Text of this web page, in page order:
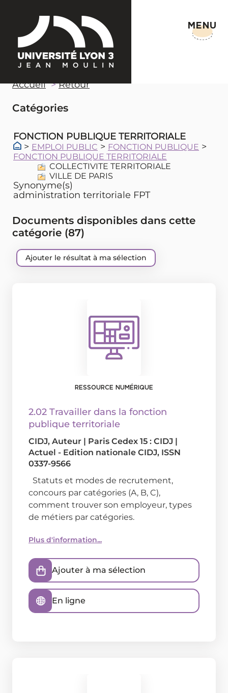
MENU
Accueil Retour
Catégories
> EMPLOI PUBLIC > FONCTION PUBLIQUE >
FONCTION PUBLIQUE TERRITORIALE
COLLECTIVITE TERRITORIALE
VILLE DE PARIS
FONCTION PUBLIQUE TERRITORIALE
Synonyme(s)
administration territoriale FPT
Documents disponibles dans cette
catégorie (87)
Ajouter le résultat à ma sélection
RESSOURCE NUMÉRIQUE
2.02 Travailler dans la fonction
publique territoriale
CIDJ, Auteur | Paris Cedex 15 : CIDJ |
Actuel - Edition nationale CIDJ, ISSN
0337-9566
Statuts et modes de recrutement,
concours par catégories (A, B, C),
comment trouver son employeur, types
de métiers par catégories.
Plus d'information...
Ajouter à ma sélection
En ligne